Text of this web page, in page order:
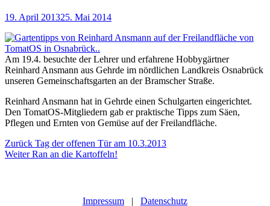
Veröffentlicht
19. April 201325. Mai 2014
Am 19.4. besuchte der Lehrer und erfahrene Hobbygärtner
Reinhard Ansmann aus Gehrde im nördlichen Landkreis Osnabrück
unseren Gemeinschaftsgarten an der Bramscher Straße.
Reinhard Ansmann hat in Gehrde einen Schulgarten eingerichtet.
Den TomatOS-Mitgliedern gab er praktische Tipps zum Säen,
Pflegen und Ernten von Gemüse auf der Freilandfläche.
Beitragsnavigation
Zurück Vorheriger
Beitrag:
Tag der offenen Tür am 10.3.2013
Weiter Nächster
Ran an die Kartoffeln!
Impressum | Datenschutz